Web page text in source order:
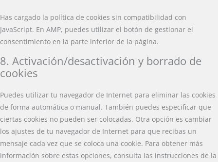
Has cargado la política de cookies sin compatibilidad con
JavaScript. En AMP, puedes utilizar el botón de gestionar el
consentimiento en la parte inferior de la página.
8. Activación/desactivación y borrado de
cookies
Puedes utilizar tu navegador de Internet para eliminar las cookies
de forma automática o manual. También puedes especificar que
ciertas cookies no pueden ser colocadas. Otra opción es cambiar
los ajustes de tu navegador de Internet para que recibas un
mensaje cada vez que se coloca una cookie. Para obtener más
información sobre estas opciones, consulta las instrucciones de la